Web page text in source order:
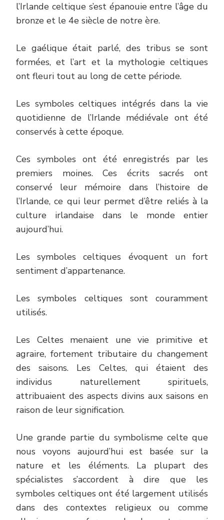
l’Irlande celtique s’est épanouie entre l’âge du
bronze et le 4e siècle de notre ère.
Le gaélique était parlé, des tribus se sont
formées, et l’art et la mythologie celtiques
ont fleuri tout au long de cette période.
Les symboles celtiques intégrés dans la vie
quotidienne de l’Irlande médiévale ont été
conservés à cette époque.
Ces symboles ont été enregistrés par les
premiers moines. Ces écrits sacrés ont
conservé leur mémoire dans l’histoire de
l’Irlande, ce qui leur permet d’être reliés à la
culture irlandaise dans le monde entier
aujourd’hui.
Les symboles celtiques évoquent un fort
sentiment d’appartenance.
Les symboles celtiques sont couramment
utilisés.
Les Celtes menaient une vie primitive et
agraire, fortement tributaire du changement
des saisons. Les Celtes, qui étaient des
individus naturellement spirituels,
attribuaient des aspects divins aux saisons en
raison de leur signification.
Une grande partie du symbolisme celte que
nous voyons aujourd’hui est basée sur la
nature et les éléments. La plupart des
spécialistes s’accordent à dire que les
symboles celtiques ont été largement utilisés
dans des contextes religieux ou comme